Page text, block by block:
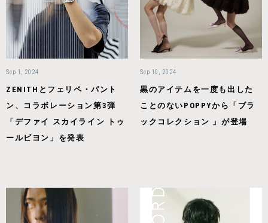
Sep 1, 2024
ZENITHとフェリペ・パント
ン、コラボレーション第3弾
「デファイ スカイライン トゥ
ールビヨン」を発表
Sep 10, 2024
黒のアイテムを一度も出した
ことのないPOPPYから「ブラ
ックコレクション 」が登場